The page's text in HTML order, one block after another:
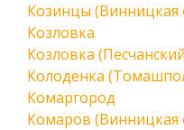
Козинцы (Винницкая
Козловка
Козловка
Колоденка
Комаргород
Комаров (Винницкая